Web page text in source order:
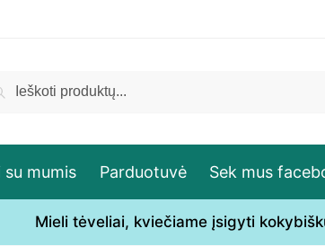
su mumis Parduotuvė Sek mus
Mieli tėveliai, kviečiame įsigyti